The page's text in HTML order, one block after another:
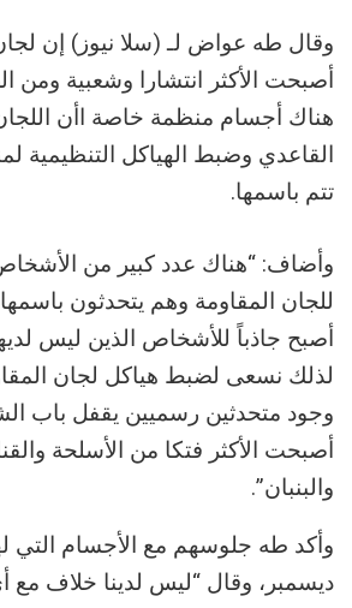
وقال طه عواض لـ (سلا نيوز) إن
أصبحت الأكثر انتشارا وشعبية ومن
هناك أجسام منظمة خاصة اأن اللجان
القاعدي وضبط الهياكل التنظيمية
تتم باسمها.
وأضاف: “هناك عدد كبير من الأشخاص
للجان المقاومة وهم يتحدثون
أصبح جاذباً للأشخاص الذين ليس
لذلك نسعى لضبط هياكل لجان
وجود متحدثين رسميين يقفل باب
أصبحت الأكثر فتكا من الأسلحة
والبنبان”.
وأكد طه جلوسهم مع الأجسام التي
ديسمبر، وقال “ليس لدينا خلاف مع